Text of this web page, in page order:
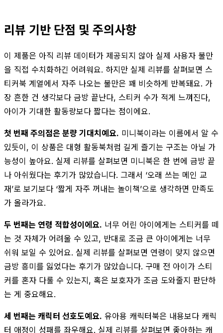
리뷰 기반 단점 및 주의사항
이 제품은 아직 리뷰 데이터가 제공되지 않아 실제 사용자 불만
을 직접 수치화하긴 어려워요. 하지만 실제 리뷰를 살펴보면 스
티커북 계열에서 자주 나오는 불만은 꽤 비슷하게 반복돼요. 가
장 흔한 건 생각보다 금방 끝난다, 스티커 수가 적게 느껴진다,
아이가 기대한 활동량보다 짧다는 점이에요.
첫 번째 주의점은 분량 기대치예요. 미니북이라는 이름에서 알 수
있듯이, 이 상품은 대형 활동북처럼 길게 즐기는 구조는 아닐 가
능성이 높아요. 실제 리뷰를 살펴보면 미니북은 한 번에 금방 끝
나 아쉬웠다는 후기가 많았습니다. 그래서 ‘오래 쓰는 메인 교
재’로 보기보다 ‘짧게 자주 꺼내는 놀이책’으로 생각하면 만족도
가 올라가요.
두 번째는 연령 적합성이에요. 너무 어린 아이에게는 스티커를 떼
는 것 자체가 어려울 수 있고, 반대로 조금 큰 아이에게는 너무
쉬워 보일 수 있어요. 실제 리뷰를 살펴보면 연령이 맞지 않으면
금방 흥미를 잃었다는 후기가 많았습니다. 구매 전 아이가 스티
커를 혼자 다룰 수 있는지, 혹은 보호자가 조금 도와줄지 판단하
는 게 중요해요.
세 번째는 캐릭터 선호도예요. 유아용 캐릭터북은 내용보다 캐릭
터 애정이 성패를 좌우해요. 실제 리뷰를 살펴보면 좋아하는 캐